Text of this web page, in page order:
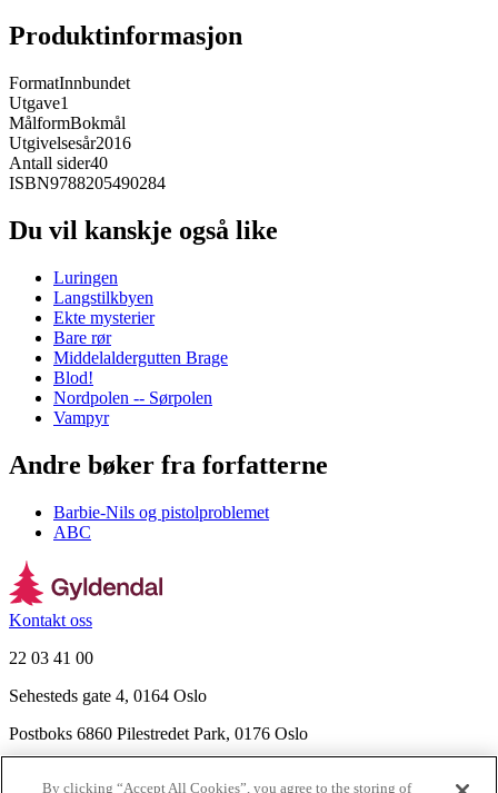
Produktinformasjon
FormatInnbundet
Utgave1
MålformBokmål
Utgivelsesår2016
Antall sider40
ISBN9788205490284
Du vil kanskje også like
Luringen
Langstilkbyen
Ekte mysterier
Bare rør
Middelaldergutten Brage
Blod!
Nordpolen -- Sørpolen
Vampyr
Andre bøker fra forfatterne
Barbie-Nils og pistolproblemet
ABC
Kontakt oss
22 03 41 00
Sehesteds gate 4, 0164 Oslo
Postboks 6860 Pilestredet Park, 0176 Oslo
By clicking “Accept All Cookies”, you agree to the storing of